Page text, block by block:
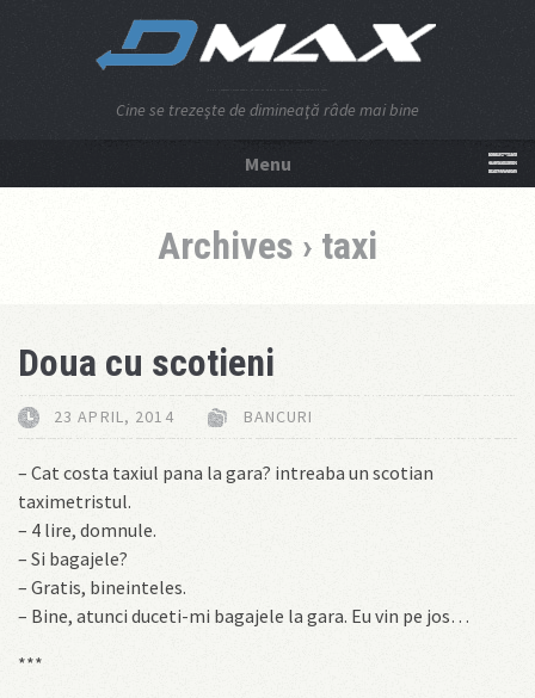
Cine se trezeşte de dimineaţă râde mai bine
Menu
Archives › taxi
Doua cu scotieni
23 APRIL, 2014 BANCURI
– Cat costa taxiul pana la gara? intreaba un scotian
taximetristul.
– 4 lire, domnule.
– Si bagajele?
– Gratis, bineinteles.
– Bine, atunci duceti-mi bagajele la gara. Eu vin pe jos…
***